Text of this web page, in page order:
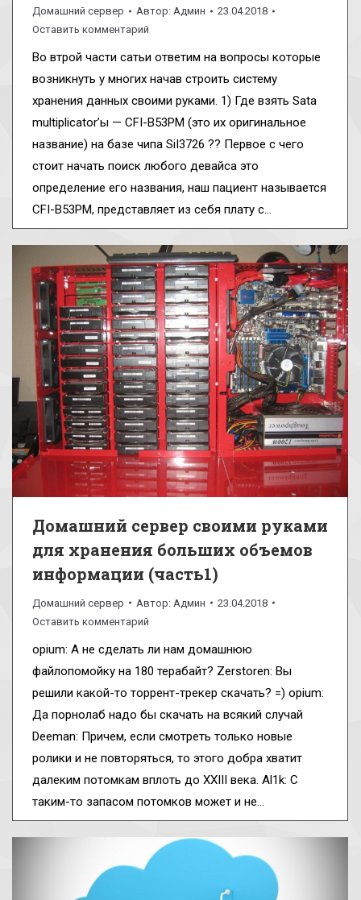
Домашний сервер Автор: Админ
23.04.2018
Оставить комментарий
Во втрой части сатьи ответим на вопросы которые
возникнуть у многих начав строить систему
хранения данных своими руками. 1) Где взять Sata
multiplicator’ы — CFI-B53PM (это их оригинальное
название) на базе чипа SiI3726 ?? Первое с чего
стоит начать поиск любого девайса это
определение его названия, наш пациент называется
CFI-B53PM, представляет из себя плату с…
Домашний сервер своими руками
для хранения больших объемов
информации (часть1)
Домашний сервер Автор: Админ
23.04.2018
Оставить комментарий
opium: А не сделать ли нам домашнюю
файлопомойку на 180 терабайт? Zerstoren: Вы
решили какой-то торрент-трекер скачать? =) opium:
Да порнолаб надо бы скачать на всякий случай
Deeman: Причем, если смотреть только новые
ролики и не повторяться, то этого добра хватит
далеким потомкам вплоть до XXIII века. Al1k: С
таким-то запасом потомков может и не…